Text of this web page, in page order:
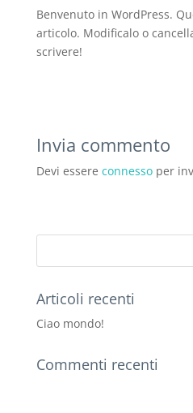
Benvenuto in WordPress.
articolo. Modificalo o
scrivere!
Invia commento
Devi essere connessoper
Articoli recenti
Ciao mondo!
Commenti recenti